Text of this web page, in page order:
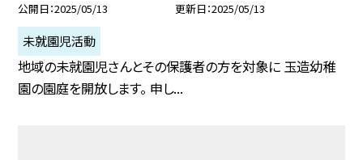
公開日 2025/05/13 更新日 2025/05/13
未就園児活動
地域の未就園児さんとその保護者の方を対象に 玉造幼稚
園の園庭を開放します。 申し...